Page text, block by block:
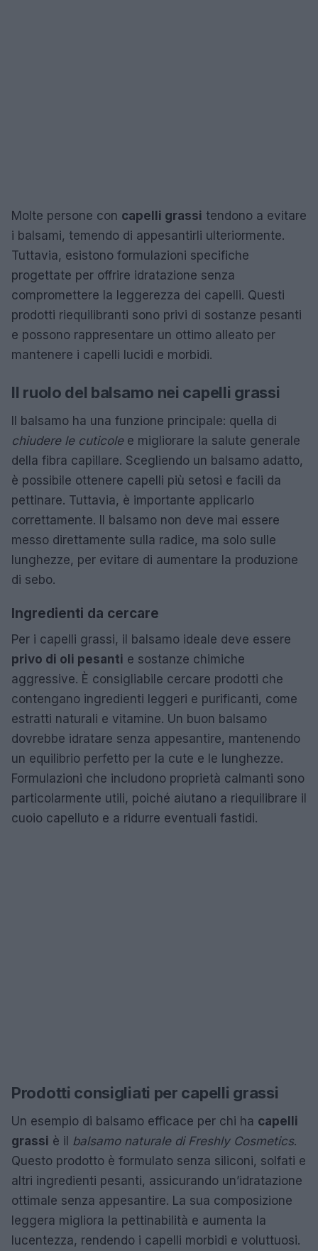
Molte persone con capelli grassi tendono a evitare
i balsami, temendo di appesantirli ulteriormente.
Tuttavia, esistono formulazioni specifiche
progettate per offrire idratazione senza
compromettere la leggerezza dei capelli. Questi
prodotti riequilibranti sono privi di sostanze pesanti
e possono rappresentare un ottimo alleato per
mantenere i capelli lucidi e morbidi.
Il ruolo del balsamo nei capelli grassi
Il balsamo ha una funzione principale: quella di
chiudere le cuticolee migliorare la salute generale
della fibra capillare. Scegliendo un balsamo adatto,
è possibile ottenere capelli più setosi e facili da
pettinare. Tuttavia, è importante applicarlo
correttamente. Il balsamo non deve mai essere
messo direttamente sulla radice, ma solo sulle
lunghezze, per evitare di aumentare la produzione
di sebo.
Ingredienti da cercare
Per i capelli grassi, il balsamo ideale deve essere
privo di oli pesanti e sostanze chimiche
aggressive. È consigliabile cercare prodotti che
contengano ingredienti leggeri e purificanti, come
estratti naturali e vitamine. Un buon balsamo
dovrebbe idratare senza appesantire, mantenendo
un equilibrio perfetto per la cute e le lunghezze.
Formulazioni che includono proprietà calmanti sono
particolarmente utili, poiché aiutano a riequilibrare il
cuoio capelluto e a ridurre eventuali fastidi.
Prodotti consigliati per capelli grassi
Un esempio di balsamo efficace per chi ha capelli
grassi è il balsamo naturale di Freshly Cosmetics.
Questo prodotto è formulato senza siliconi, solfati e
altri ingredienti pesanti, assicurando un’idratazione
ottimale senza appesantire. La sua composizione
leggera migliora la pettinabilità e aumenta la
lucentezza, rendendo i capelli morbidi e voluttuosi.